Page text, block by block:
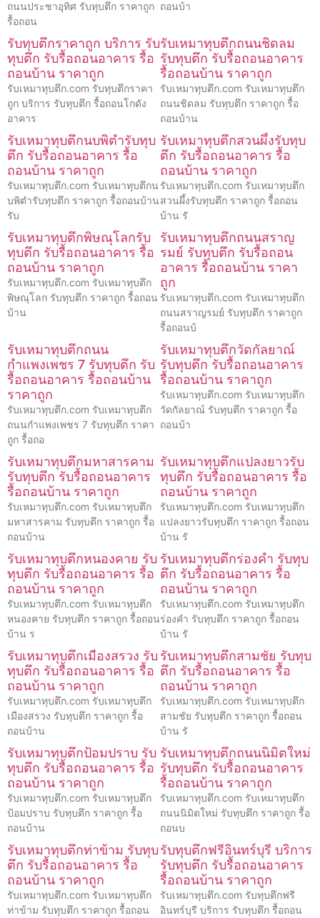
ถนนประชาอุทิศ รับทุบตึก ราคาถูก
รื้อถอน
ถอนบ้า
รับทุบตึกราคาถูก บริการ รับ
ทุบตึก รับรื้อถอนอาคาร รื้อ
ถอนบ้าน ราคาถูก
รับเหมาทุบตึก.com รับทุบตึกราคา
ถูก บริการ รับทุบตึก รื้อถอนโกดัง
อาคาร
รับเหมาทุบตึกถนนชิดลม
รับทุบตึก รับรื้อถอนอาคาร
รื้อถอนบ้าน ราคาถูก
รับเหมาทุบตึก.com รับเหมาทุบตึก
ถนนชิดลม รับทุบตึก ราคาถูก รื้อ
ถอนบ้าน
รับเหมาทุบตึกนบพิตำรับทุบ
ตึก รับรื้อถอนอาคาร รื้อ
ถอนบ้าน ราคาถูก
รับเหมาทุบตึก.com รับเหมาทุบตึกน
บพิตำรับทุบตึก ราคาถูก รื้อถอนบ้าน
รับ
รับเหมาทุบตึกสวนผึ้งรับทุบ
ตึก รับรื้อถอนอาคาร รื้อ
ถอนบ้าน ราคาถูก
รับเหมาทุบตึก.com รับเหมาทุบตึก
สวนผึ้งรับทุบตึก ราคาถูก รื้อถอน
บ้าน รั
รับเหมาทุบตึกพิษณุโลกรับ
ทุบตึก รับรื้อถอนอาคาร รื้อ
ถอนบ้าน ราคาถูก
รับเหมาทุบตึก.com รับเหมาทุบตึก
พิษณุโลก รับทุบตึก ราคาถูก รื้อถอน
บ้าน
รับเหมาทุบตึกถนนสราญ
รมย์ รับทุบตึก รับรื้อถอน
อาคาร รื้อถอนบ้าน ราคา
ถูก
รับเหมาทุบตึก.com รับเหมาทุบตึก
ถนนสราญรมย์ รับทุบตึก ราคาถูก
รื้อถอนบ้
รับเหมาทุบตึกถนน
กำแพงเพชร 7 รับทุบตึก รับ
รื้อถอนอาคาร รื้อถอนบ้าน
ราคาถูก
รับเหมาทุบตึก.com รับเหมาทุบตึก
ถนนกำแพงเพชร 7 รับทุบตึก ราคา
ถูก รื้อถอ
รับเหมาทุบตึกวัดกัลยาณ์
รับทุบตึก รับรื้อถอนอาคาร
รื้อถอนบ้าน ราคาถูก
รับเหมาทุบตึก.com รับเหมาทุบตึก
วัดกัลยาณ์ รับทุบตึก ราคาถูก รื้อ
ถอนบ้า
รับเหมาทุบตึกมหาสารคาม
รับทุบตึก รับรื้อถอนอาคาร
รื้อถอนบ้าน ราคาถูก
รับเหมาทุบตึก.com รับเหมาทุบตึก
มหาสารคาม รับทุบตึก ราคาถูก รื้อ
ถอนบ้าน
รับเหมาทุบตึกแปลงยาวรับ
ทุบตึก รับรื้อถอนอาคาร รื้อ
ถอนบ้าน ราคาถูก
รับเหมาทุบตึก.com รับเหมาทุบตึก
แปลงยาวรับทุบตึก ราคาถูก รื้อถอน
บ้าน รั
รับเหมาทุบตึกหนองคาย รับ
ทุบตึก รับรื้อถอนอาคาร รื้อ
ถอนบ้าน ราคาถูก
รับเหมาทุบตึก.com รับเหมาทุบตึก
หนองคาย รับทุบตึก ราคาถูก รื้อถอน
บ้าน ร
รับเหมาทุบตึกร่องคำ รับทุบ
ตึก รับรื้อถอนอาคาร รื้อ
ถอนบ้าน ราคาถูก
รับเหมาทุบตึก.com รับเหมาทุบตึก
ร่องคำ รับทุบตึก ราคาถูก รื้อถอน
บ้าน รั
รับเหมาทุบตึกเมืองสรวง รับ
ทุบตึก รับรื้อถอนอาคาร รื้อ
ถอนบ้าน ราคาถูก
รับเหมาทุบตึก.com รับเหมาทุบตึก
เมืองสรวง รับทุบตึก ราคาถูก รื้อ
ถอนบ้าน
รับเหมาทุบตึกสามชัย รับทุบ
ตึก รับรื้อถอนอาคาร รื้อ
ถอนบ้าน ราคาถูก
รับเหมาทุบตึก.com รับเหมาทุบตึก
สามชัย รับทุบตึก ราคาถูก รื้อถอน
บ้าน รั
รับเหมาทุบตึกป้อมปราบ รับ
ทุบตึก รับรื้อถอนอาคาร รื้อ
ถอนบ้าน ราคาถูก
รับเหมาทุบตึก.com รับเหมาทุบตึก
ป้อมปราบ รับทุบตึก ราคาถูก รื้อ
ถอนบ้าน
รับเหมาทุบตึกถนนนิมิตใหม่
รับทุบตึก รับรื้อถอนอาคาร
รื้อถอนบ้าน ราคาถูก
รับเหมาทุบตึก.com รับเหมาทุบตึก
ถนนนิมิตใหม่ รับทุบตึก ราคาถูก รื้อ
ถอนบ
รับเหมาทุบตึกท่าข้าม รับทุบ
ตึก รับรื้อถอนอาคาร รื้อ
ถอนบ้าน ราคาถูก
รับเหมาทุบตึก.com รับเหมาทุบตึก
ท่าข้าม รับทุบตึก ราคาถูก รื้อถอน
รับทุบตึกฟรีอินทร์บุรี บริการ
รับทุบตึก รับรื้อถอนอาคาร
รื้อถอนบ้าน ราคาถูก
รับเหมาทุบตึก.com รับทุบตึกฟรี
อินทร์บุรี บริการ รับทุบตึก รื้อถอน